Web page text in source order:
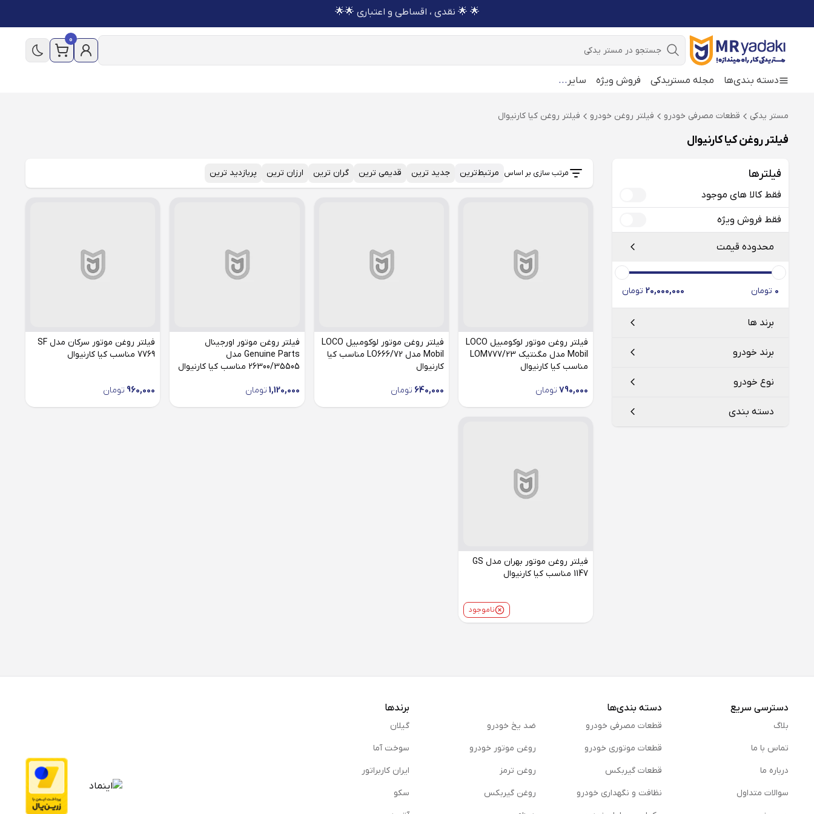
🌟 🌟 نقدی ، اقساطی و اعتباری 🌟🌟
جستجو
0
دسته بندی‌ها مجله مستریدکی فروش ویژه سایر ...
مستر یدکی قطعات مصرفی خودرو فیلتر روغن خودرو فیلتر روغن کیا کارنیوال
فیلتر روغن کیا کارنیوال
فیلترها
فقط کالا های موجود
فقط فروش ویژه
محدوده قیمت
0 تومان 20,000,000 تومان
برند ها
فیلتر سرکان
Serkan
کیا
KIA
برند خودرو
نوع خودرو
دسته بندی
مرتب سازی بر اساس مرتبط‌ترین جدید ترین قدیمی ترین گران ترین ارزان ترین پربازدید ترین
فیلتر روغن موتور لوکومبیل LOCO
Mobil مدل مگنتیک LOM777/23
مناسب کیا کارنیوال
790,000 تومان
فیلتر روغن موتور لوکومبیل LOCO
Mobil مدل LO666/72 مناسب کیا
کارنیوال
640,000 تومان
فیلتر روغن موتور اورجینال
Genuine Parts مدل
26300/35505 مناسب کیا کارنیوال
1,120,000 تومان
فیلتر روغن موتور سرکان مدل SF
7769 مناسب کیا کارنیوال
960,000 تومان
فیلتر روغن موتور بهران مدل GS
1147 مناسب کیا کارنیوال
ناموجود
دسترسی سریع
بلاگ
تماس با ما
درباره ما
سوالات متداول
دسته بندی‌ها
قطعات مصرفی خودرو
قطعات موتوری خودرو
قطعات گیربکس
نظافت و نگهداری خودرو
ضد یخ خودرو
روغن موتور خودرو
روغن ترمز
روغن گیربكس
برندها
گیلان
سوخت آما
ایران کاربراتور
سکو